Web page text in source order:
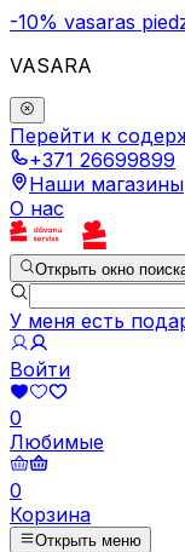
-10% vasaras
VASARA
Перейти к
+371 26699899
Наши магазины
О нас
Открыть окно
У меня есть
Войти
0
Любимые
0
Корзина
Открыть меню